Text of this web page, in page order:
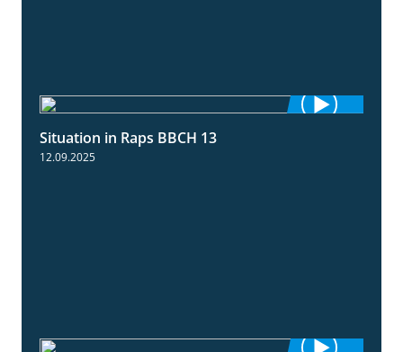
Situation in Raps BBCH 13
12.09.2025